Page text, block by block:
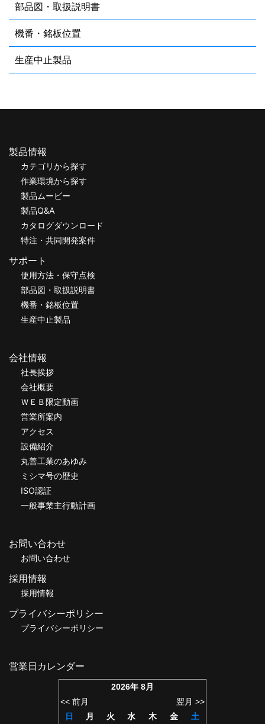
部品図・取扱説明書
機番・銘板位置
生産中止製品
製品情報
カテゴリから探す
作業環境から探す
製品ムービー
製品Q&A
カタログダウンロード
特注・共同開発案件
サポート
使用方法・保守点検
部品図・取扱説明書
機番・銘板位置
生産中止製品
会社情報
社長挨拶
会社概要
ＷＥＢ限定動画
営業所案内
アクセス
設備紹介
丸善工業のあゆみ
ミシマ号の歴史
ISO認証
一般事業主行動計画
お問い合わせ
お問い合わせ
採用情報
採用情報
プライバシーポリシー
プライバシーポリシー
営業日カレンダー
2026年 8月
<< 前月
翌月 >>
日
月 火 水 木 金 土